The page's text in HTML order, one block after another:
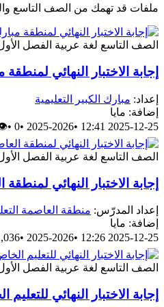
ملفات قد تهمك من الصف التاسع
الصف التاسع لغة عربية الفصل
إجابة الاختبار النهائي لمنطقة
إعداد: مبارك الكبير التعليمية
إضافة: مايا
2025-12-25 12:41
•
2025-2026
•
0
•
الصف التاسع لغة عربية الفصل
إجابة الاختبار النهائي لمنطقة
إعداد المدرّس: منطقة العاصمة
إضافة: مايا
2025-12-25 12:26
•
2025-2026
•
الصف التاسع لغة عربية الفصل
إجابة الاختبار النهائي للتعليم